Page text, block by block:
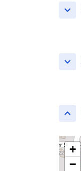
keyboard_arrow_down
keyboard_arrow_down
keyboard_arrow_up
+
−